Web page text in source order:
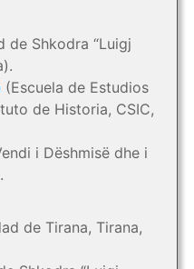
de Shkodra “Luigj
(Escuela de Estudios
de Historia, CSIC,
i Dëshmisë dhe i
de Tirana, Tirana,